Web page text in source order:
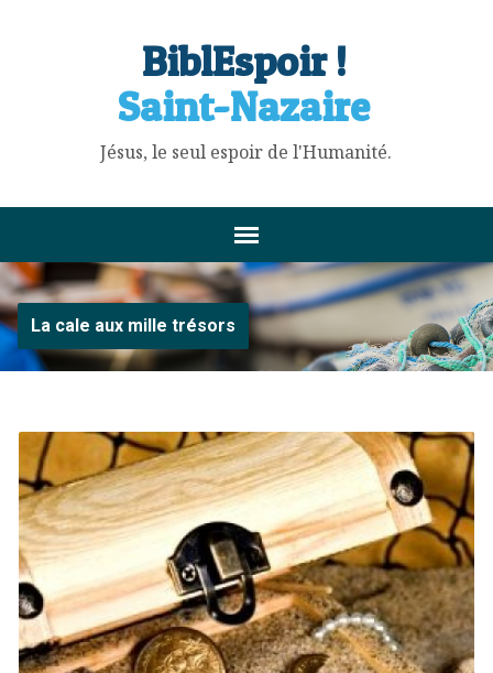
BiblEspoir !
Saint-Nazaire
Jésus, le seul espoir de l'Humanité.
La cale aux mille trésors